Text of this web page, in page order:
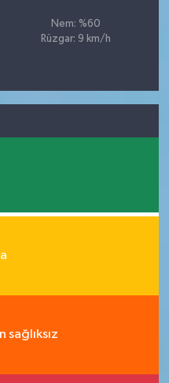
Nem: %60
Rüzgar: 9 km/h
sağlıksız